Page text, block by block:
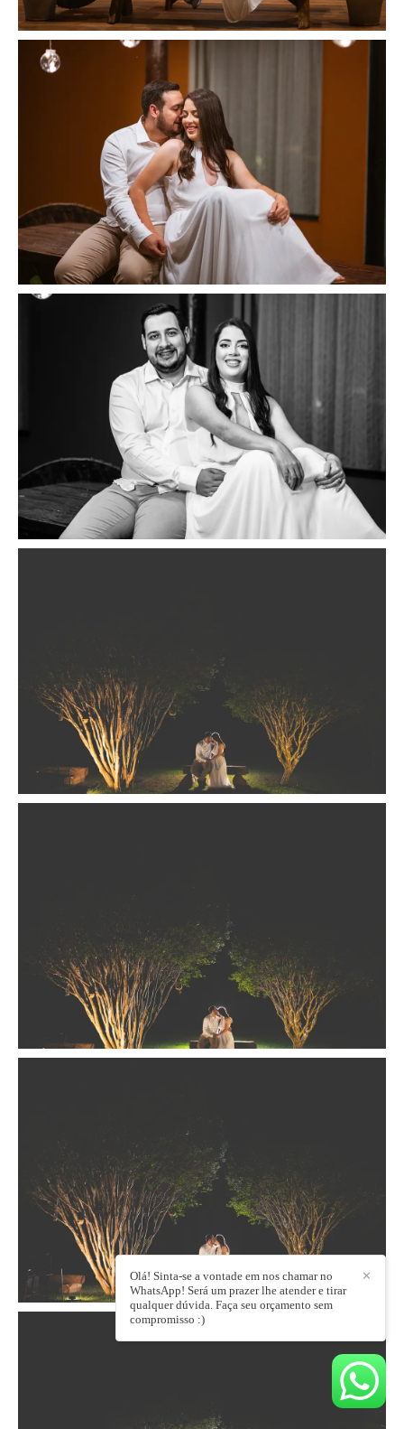
✕
Olá! Sinta-se a vontade em nos chamar no
WhatsApp! Será um prazer lhe atender e tirar
qualquer dúvida. Faça seu orçamento sem
compromisso :)